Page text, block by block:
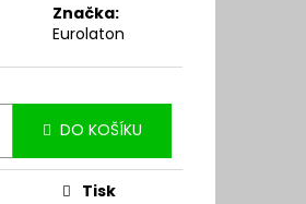
Značka:
Eurolaton
DO KOŠÍKU
Tisk